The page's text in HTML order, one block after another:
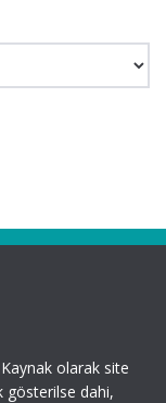
olarak site
gösterilse dahi,